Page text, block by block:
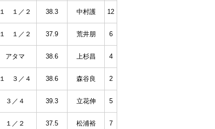
１ １／２ 38.3 中村護 12
１ １／２ 37.9 荒井朋 6
アタマ 38.6 上杉昌 4
１ ３／４ 38.6 森谷良 2
３／４ 39.3 立花伸 5
１／２ 37.5 松浦裕 7